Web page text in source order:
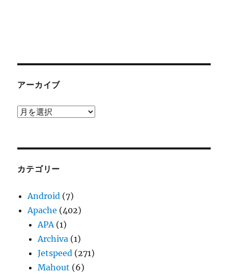
アーカイブ
ア
ブ
カテゴリー
Android (7)
Apache (402)
APA(1)
Archiva (1)
Jetspeed (271)
Mahout (6)